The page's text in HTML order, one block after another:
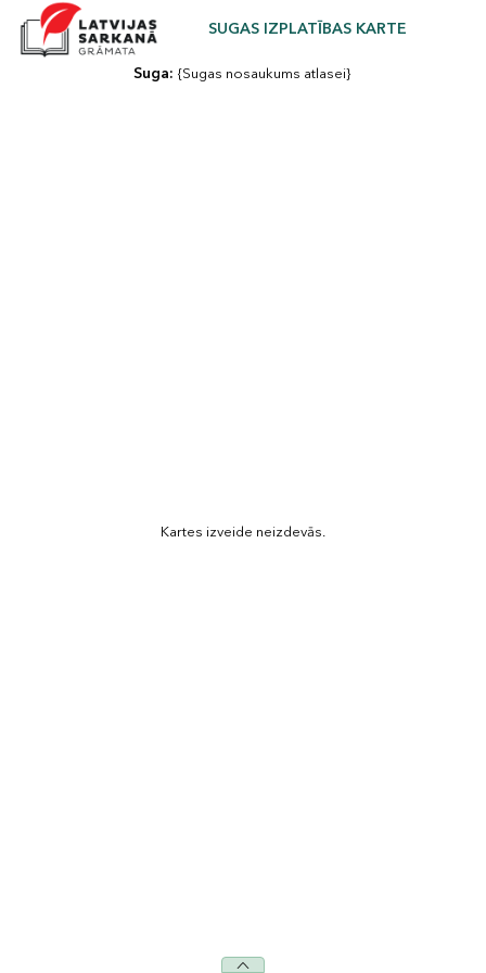
SUGAS IZPLATĪBAS KARTE
Kartes izveide neizdevās.
Suga: {Sugas nosaukums atlasei}